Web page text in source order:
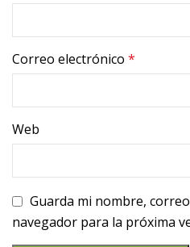
Correo electrónico *
Web
Guarda mi nombre,
navegador para la próxima